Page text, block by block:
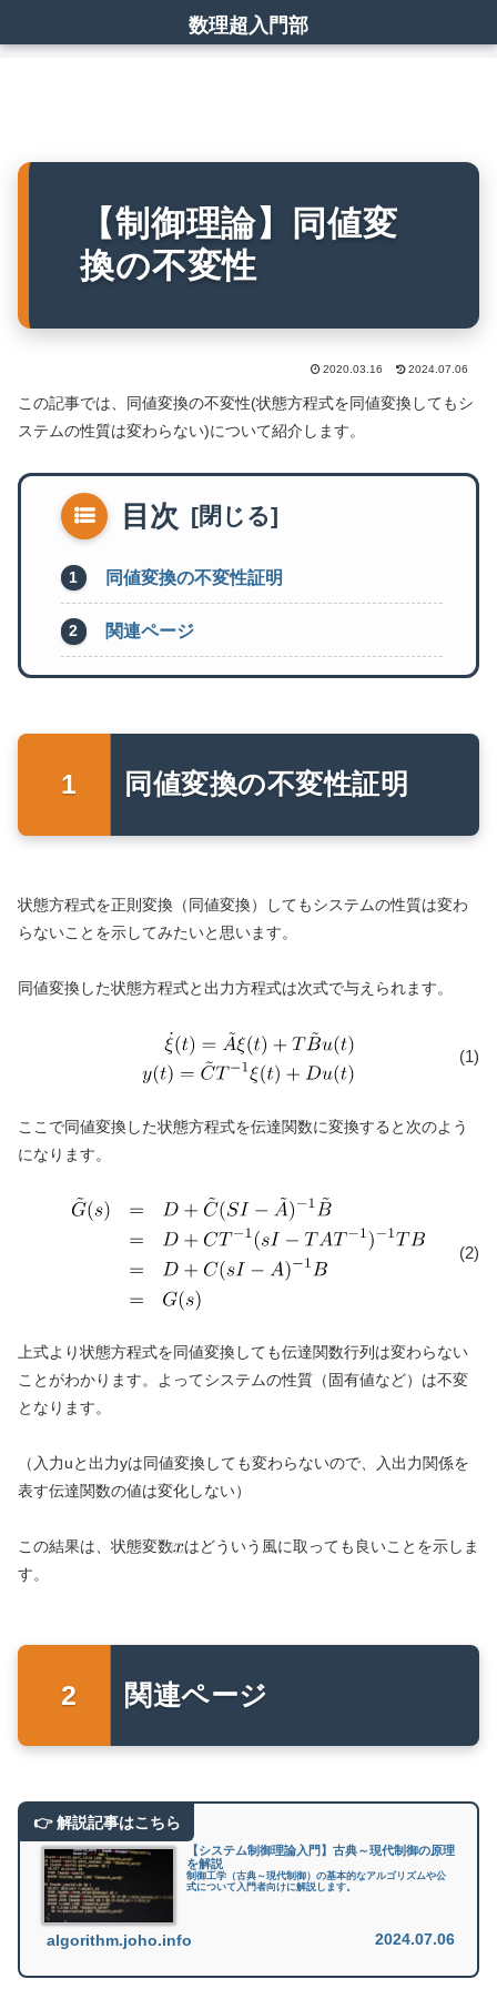
数理超入門部
【制御理論】同値変
換の不変性
2020.03.16 2024.07.06
この記事では、同値変換の不変性(状態方程式を同値変換してもシ
ステムの性質は変わらない)について紹介します。
目次
同値変換の不変性証明
関連ページ
同値変換の不変性証明
状態方程式を正則変換（同値変換）してもシステムの性質は変わ
らないことを示してみたいと思います。
同値変換した状態方程式と出力方程式は次式で与えられます。
(1)
ここで同値変換した状態方程式を伝達関数に変換すると次のよう
になります。
(2)
上式より状態方程式を同値変換しても伝達関数行列は変わらない
ことがわかります。よってシステムの性質（固有値など）は不変
となります。
（入力uと出力yは同値変換しても変わらないので、入出力関係を
表す伝達関数の値は変化しない）
この結果は、状態変数
はどういう風に取っても良いことを示しま
す。
関連ページ
【システム制御理論入門】古典～現代制御の原理
を解説
制御工学（古典～現代制御）の基本的なアルゴリズムや公
式について入門者向けに解説します。
algorithm.joho.info 2024.07.06